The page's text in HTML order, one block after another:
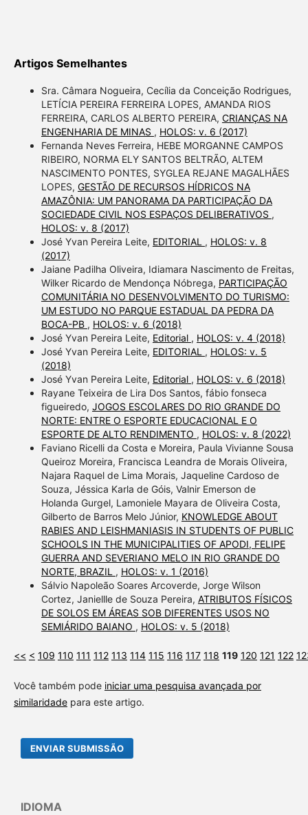
Artigos Semelhantes
Sra. Câmara Nogueira, Cecília da Conceição Rodrigues,
LETÍCIA PEREIRA FERREIRA LOPES, AMANDA RIOS
FERREIRA, CARLOS ALBERTO PEREIRA, CRIANÇAS NA
ENGENHARIA DE MINAS , HOLOS: v. 6 (2017)
Fernanda Neves Ferreira, HEBE MORGANNE CAMPOS
RIBEIRO, NORMA ELY SANTOS BELTRÃO, ALTEM
NASCIMENTO PONTES, SYGLEA REJANE MAGALHÃES
LOPES, GESTÃO DE RECURSOS HÍDRICOS NA
AMAZÔNIA: UM PANORAMA DA PARTICIPAÇÃO DA
SOCIEDADE CIVIL NOS ESPAÇOS DELIBERATIVOS ,
HOLOS: v. 8 (2017)
José Yvan Pereira Leite, EDITORIAL , HOLOS: v. 8
(2017)
Jaiane Padilha Oliveira, Idiamara Nascimento de Freitas,
Wilker Ricardo de Mendonça Nóbrega, PARTICIPAÇÃO
COMUNITÁRIA NO DESENVOLVIMENTO DO TURISMO:
UM ESTUDO NO PARQUE ESTADUAL DA PEDRA DA
BOCA-PB , HOLOS: v. 6 (2018)
José Yvan Pereira Leite, Editorial , HOLOS: v. 4 (2018)
José Yvan Pereira Leite, EDITORIAL , HOLOS: v. 5
(2018)
José Yvan Pereira Leite, Editorial , HOLOS: v. 6 (2018)
Rayane Teixeira de Lira Dos Santos, fábio fonseca
figueiredo, JOGOS ESCOLARES DO RIO GRANDE DO
NORTE: ENTRE O ESPORTE EDUCACIONAL E O
ESPORTE DE ALTO RENDIMENTO , HOLOS: v. 8 (2022)
Faviano Ricelli da Costa e Moreira, Paula Vivianne Sousa
Queiroz Moreira, Francisca Leandra de Morais Oliveira,
Najara Raquel de Lima Morais, Jaqueline Cardoso de
Souza, Jéssica Karla de Góis, Valnir Emerson de
Holanda Gurgel, Lamoniele Mayara de Oliveira Costa,
Gilberto de Barros Melo Júnior, KNOWLEDGE ABOUT
RABIES AND LEISHMANIASIS IN STUDENTS OF PUBLIC
SCHOOLS IN THE MUNICIPALITIES OF APODI, FELIPE
GUERRA AND SEVERIANO MELO IN RIO GRANDE DO
NORTE, BRAZIL , HOLOS: v. 1 (2016)
Sálvio Napoleão Soares Arcoverde, Jorge Wilson
Cortez, Janiellle de Souza Pereira, ATRIBUTOS FÍSICOS
DE SOLOS EM ÁREAS SOB DIFERENTES USOS NO
SEMIÁRIDO BAIANO , HOLOS: v. 5 (2018)
<< < 109 110 111 112 113 114 115 116 117 118 119 120 121 122
Você também pode iniciar uma pesquisa avançada por
similaridadepara este artigo.
ENVIAR SUBMISSÃO
IDIOMA